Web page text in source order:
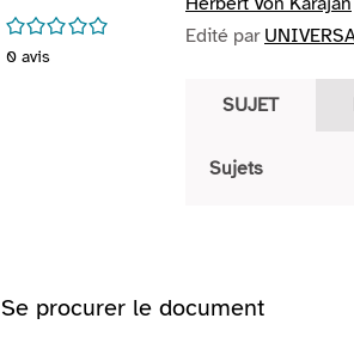
/5
0 avis
Edité par
SUJET
Sujets
Se procurer le document